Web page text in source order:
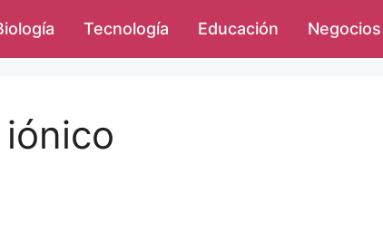
Tecnología Educación Negocios